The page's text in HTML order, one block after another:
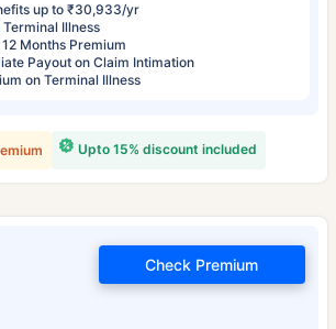
up to ₹30,933/yr
Illness
Months Premium
Payout on Claim Intimation
on Terminal Illness
Upto 15% discount included
Check Premium